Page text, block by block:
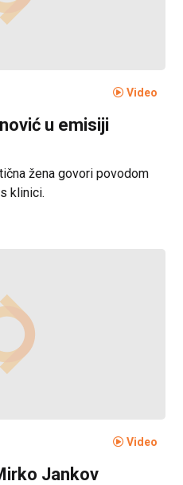
Video
u emisiji
žena govori povodom
klinici.
Video
Jankov